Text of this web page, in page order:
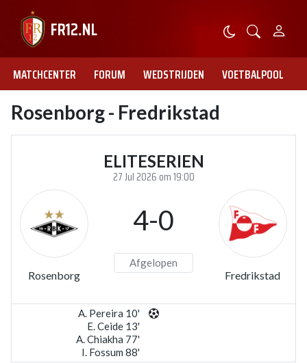
MATCHCENTER FORUM WEDSTRIJDEN VOETBALPOOL
Rosenborg - Fredrikstad
ELITESERIEN
27 Jul 2026 om 19:00
Rosenborg
4-0
Afgelopen
Fredrikstad
A. Pereira 10'
E. Ceide 13'
A. Chiakha 77'
I. Fossum 88'